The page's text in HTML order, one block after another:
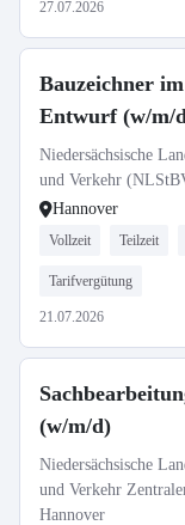
27.07.2026
Bauzeichner
Entwurf (w/m/
Niedersächsische
und Verkehr
Hannover
Vollzeit Teilzeit
Tarifvergütung
21.07.2026
(w/m/d)
Niedersächsische
und Verkehr
Hannover